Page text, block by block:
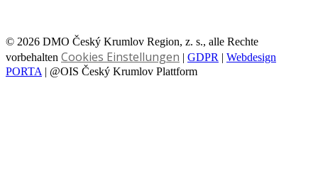
© 2026 DMO Český Krumlov Region, z. s., alle Rechte
vorbehalten Cookies Einstellungen | GDPR | Webdesign
PORTA | @OIS Český Krumlov Plattform